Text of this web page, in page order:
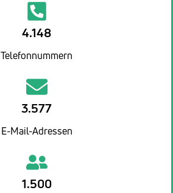
4.148
Telefonnummern
3.577
E-Mail-Adressen
1.500